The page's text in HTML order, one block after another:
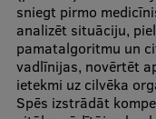
Starptautiskie
EURAXESS
EATRIS
sniegt pirmo
analizēt situāciju,
pamatalgoritmu un
vadlīnijas, novērtēt
ietekmi uz cilvēka
Spēs izstrādāt